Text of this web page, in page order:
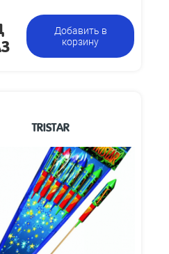
Добавить в
корзину
TRISTAR
Высота взлета,
40
Размеры
изделия, мм:
105 х 705 х 320
из 3 ракет с
эффектами